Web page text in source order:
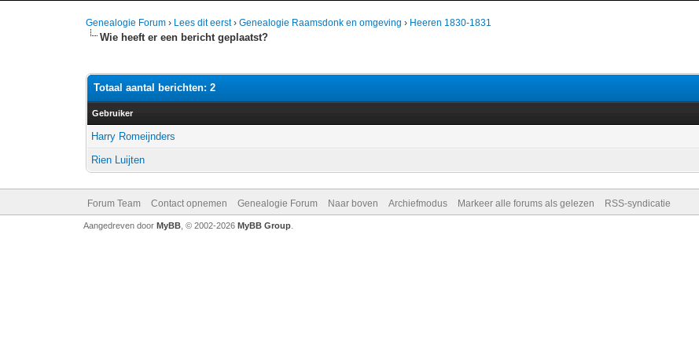
Genealogie Forum › Lees dit eerst›Genealogie Raamsdonk en omgeving › Heeren 1830-1831
Wie heeft er een bericht geplaatst?
Totaal aantal berichten: 2
Gebruiker
Harry Romeijnders
Rien Luijten
Forum Team Contact opnemen Genealogie Forum Naar boven Archiefmodus Markeer alle forums als gelezen RSS-syndicatie
Aangedreven door MyBB, © 2002-2026 MyBB Group.